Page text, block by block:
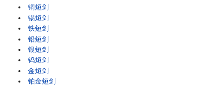
铜短剑
锡短剑
铁短剑
铅短剑
银短剑
钨短剑
金短剑
铂金短剑